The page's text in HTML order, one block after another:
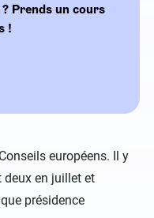
Prends un cours
!
européens. Il y
deux en juillet et
présidence